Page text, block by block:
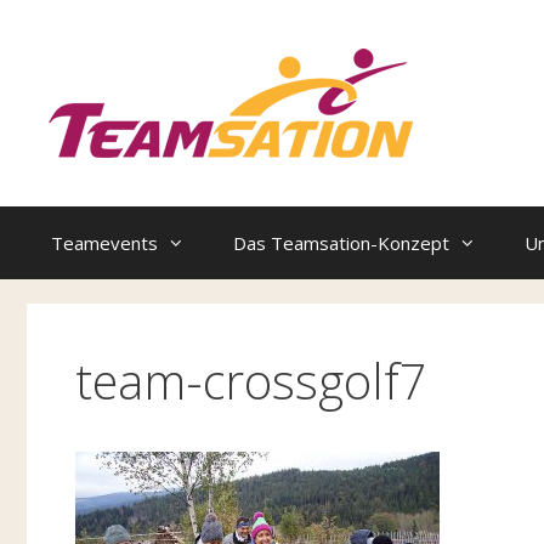
Teamevents Das Teamsation-Konzept
team-crossgolf7